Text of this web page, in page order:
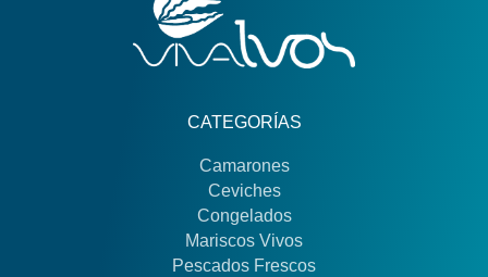
CATEGORÍAS
Camarones
Ceviches
Congelados
Mariscos Vivos
Pescados Frescos